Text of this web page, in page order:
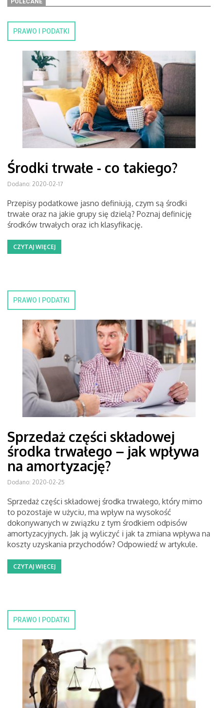
POLECANE
PRAWO I PODATKI
Środki trwałe - co takiego?
Dodano: 2020-02-17
Przepisy podatkowe jasno definiują, czym są środki
trwałe oraz na jakie grupy się dzielą? Poznaj definicję
środków trwałych oraz ich klasyfikację.
CZYTAJ WIĘCEJ
PRAWO I PODATKI
Sprzedaż części składowej
środka trwałego – jak wpływa
na amortyzację?
Dodano: 2020-02-25
Sprzedaż części składowej środka trwałego, który mimo
to pozostaje w użyciu, ma wpływ na wysokość
dokonywanych w związku z tym środkiem odpisów
amortyzacyjnych. Jak ją wyliczyć i jak ta zmiana wpływa na
koszty uzyskania przychodów? Odpowiedź w artykule.
CZYTAJ WIĘCEJ
PRAWO I PODATKI